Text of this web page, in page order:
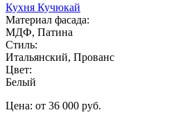
Кухня Кучюкай
Материал фасада:
МДФ, Патина
Стиль:
Итальянский, Прованс
Цвет:
Белый
Цена: от 36 000 руб.